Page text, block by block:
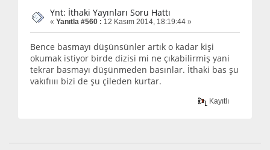
Ynt: İthaki Yayınları Soru Hattı
« Yanıtla #560 : 12 Kasım 2014, 18:19:44 »
Bence basmayı düşünsünler artık o kadar kişi
okumak istiyor birde dizisi mi ne çıkabilirmiş yani
tekrar basmayı düşünmeden basınlar. İthaki bas şu
vakıfıııı bizi de şu çileden kurtar.
Kayıtlı